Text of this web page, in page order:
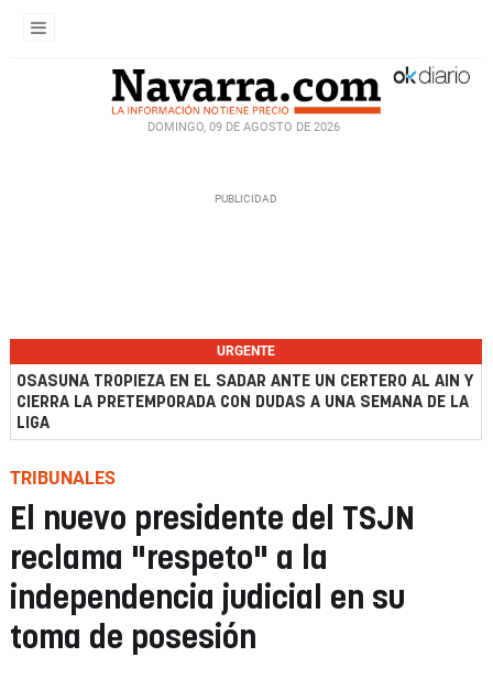
DOMINGO, 09 DE AGOSTO DE 2026
URGENTE
OSASUNA TROPIEZA EN EL SADAR ANTE UN CERTERO AL AIN Y
CIERRA LA PRETEMPORADA CON DUDAS A UNA SEMANA DE LA
LIGA
TRIBUNALES
El nuevo presidente del TSJN
reclama "respeto" a la
independencia judicial en su
toma de posesión